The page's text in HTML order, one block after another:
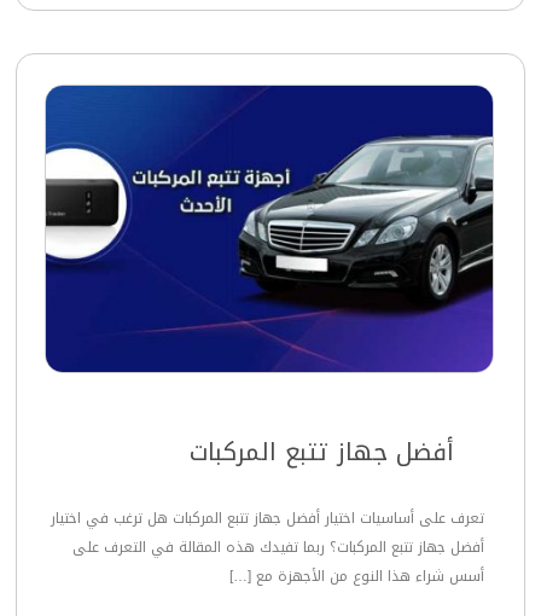
أفضل جهاز تتبع المركبات
تعرف على أساسيات اختيار أفضل جهاز تتبع المركبات هل ترغب في اختيار
أفضل جهاز تتبع المركبات؟ ربما تفيدك هذه المقالة في التعرف على
أسس شراء هذا النوع من الأجهزة مع […]